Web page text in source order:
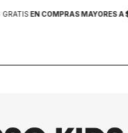
GRATISEN COMPRAS MAYORES A